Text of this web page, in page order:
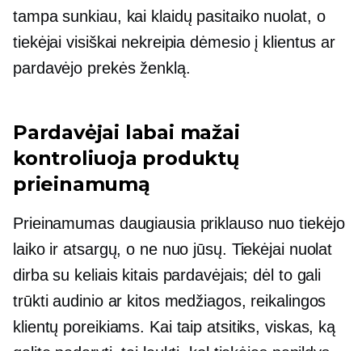
tampa sunkiau, kai klaidų pasitaiko nuolat, o
tiekėjai visiškai nekreipia dėmesio į klientus ar
pardavėjo prekės ženklą.
Pardavėjai labai mažai
kontroliuoja produktų
prieinamumą
Prieinamumas daugiausia priklauso nuo tiekėjo
laiko ir atsargų, o ne nuo jūsų. Tiekėjai nuolat
dirba su keliais kitais pardavėjais; dėl to gali
trūkti audinio ar kitos medžiagos, reikalingos
klientų poreikiams. Kai taip atsitiks, viskas, ką